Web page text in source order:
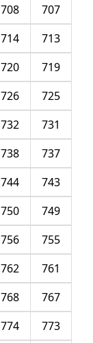
707
708
713
714
719
720
725
726
731
732
737
738
743
744
749
750
755
756
761
762
767
768
773
774